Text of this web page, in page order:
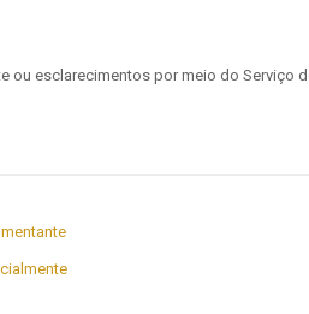
esclarecimentos por meio do Serviço